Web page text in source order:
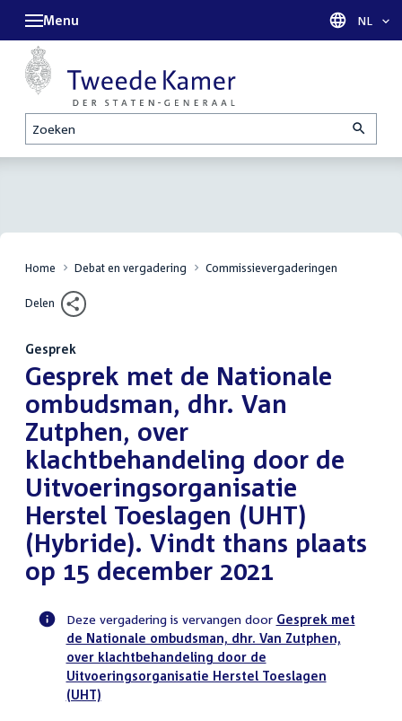
Zoeken
Menu Taal
NL
Home Debat en vergadering Commissievergaderingen
Delen
Gesprek
:Gesprek met de Nationale
ombudsman, dhr. Van
Zutphen, over
klachtbehandeling door de
Uitvoeringsorganisatie
Herstel Toeslagen (UHT)
(Hybride). Vindt thans plaats
op 15 december 2021
Voortgangsstatus
commissie
activiteit
Deze vergadering is vervangen door Gesprek met
de Nationale ombudsman, dhr. Van Zutphen,
over klachtbehandeling door de
Uitvoeringsorganisatie Herstel Toeslagen
(UHT)